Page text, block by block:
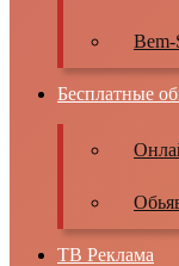
Bem-
Бесплатные
ТВ Реклама